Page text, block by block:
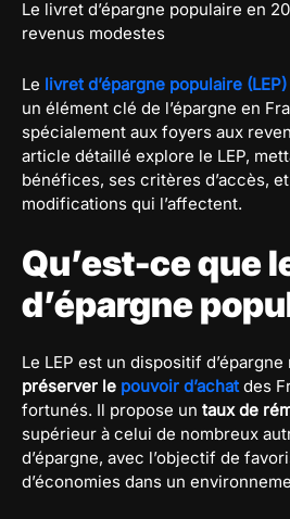
Le livret d’épargne populaire en
revenus modestes
Le livret d’épargne populaire (LEP)
un élément clé de l’épargne en
spécialement aux foyers aux
article détaillé explore le LEP,
bénéfices, ses critères d’accès,
modifications qui l’affectent.
Qu’est-ce que
d’épargne
Le LEP est un dispositif
préserver le pouvoir d’achatdes
fortunés. Il propose un taux de
supérieur à celui de nombreux
d’épargne, avec l’objectif de
d’économies dans un